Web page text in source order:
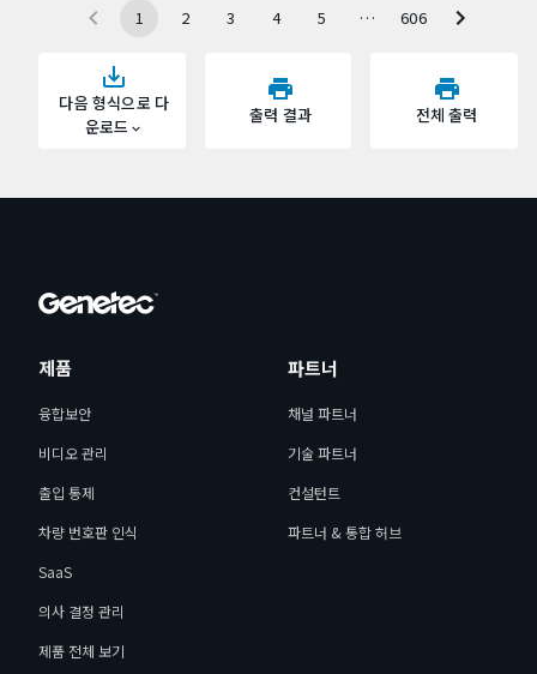
다음 형식으로 다
운로드
출력 결과 전체 출력
1 2 3 4 5 … 606
제품
융합보안
비디오 관리
출입 통제
차량 번호판 인식
SaaS
의사 결정 관리
제품 전체 보기
파트너
채널 파트너
기술 파트너
컨설턴트
파트너 & 통합 허브